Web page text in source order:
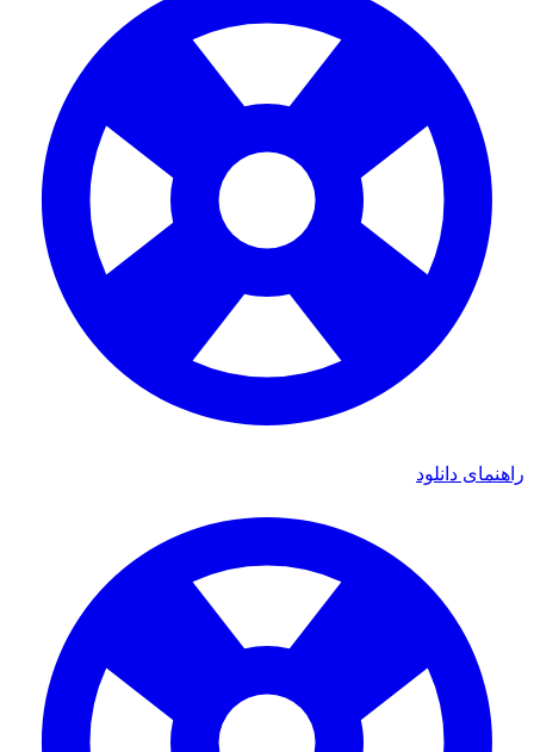
دانلود